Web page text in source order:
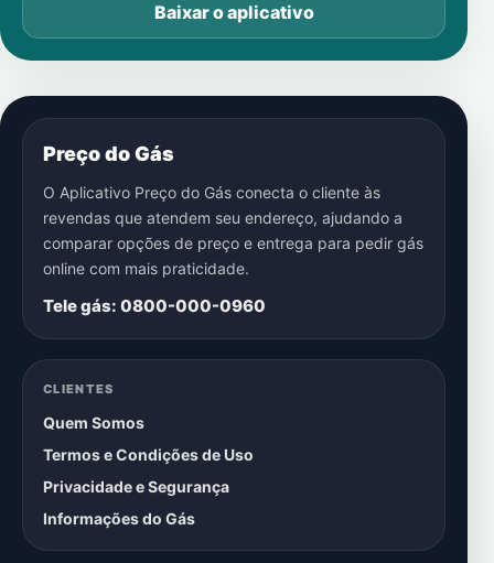
Baixar o aplicativo
Preço do Gás
O Aplicativo Preço do Gás conecta o cliente às
revendas que atendem seu endereço, ajudando a
comparar opções de preço e entrega para pedir gás
online com mais praticidade.
Tele gás: 0800-000-0960
CLIENTES
Quem Somos
Termos e Condições de Uso
Privacidade e Segurança
Informações do Gás